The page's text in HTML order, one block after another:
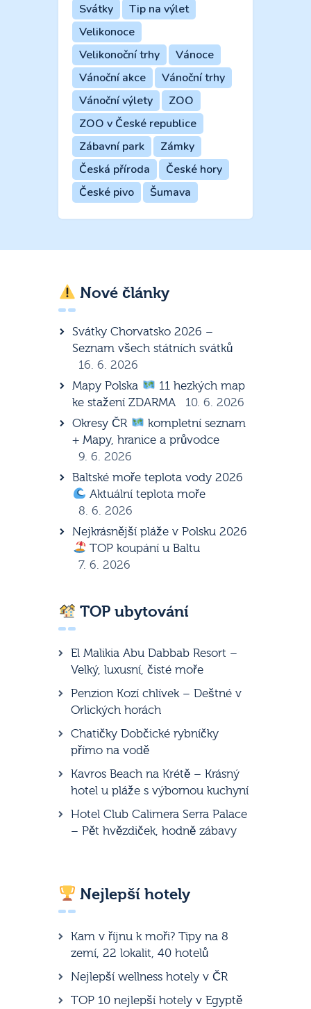
Svátky
Tip na výlet
Velikonoce
Velikonoční trhy
Vánoce
Vánoční akce
Vánoční trhy
Vánoční výlety
ZOO
ZOO v České republice
Zábavní park
Zámky
Česká příroda
České hory
České pivo
Šumava
Nové články
Svátky Chorvatsko 2026 –
Seznam všech státních svátků
16. 6. 2026
Mapy Polska
11 hezkých map
ke stažení ZDARMA
10. 6. 2026
Okresy ČR
kompletní seznam
+ Mapy, hranice a průvodce
9. 6. 2026
Baltské moře teplota vody 2026
Aktuální teplota moře
8. 6. 2026
Nejkrásnější pláže v Polsku 2026
TOP koupání u Baltu
7. 6. 2026
TOP ubytování
El Malikia Abu Dabbab Resort –
Velký, luxusní, čisté moře
Penzion Kozí chlívek – Deštné v
Orlických horách
Chatičky Dobčické rybníčky
přímo na vodě
Kavros Beach na Krétě – Krásný
hotel u pláže s výbornou kuchyní
Hotel Club Calimera Serra Palace
– Pět hvězdiček, hodně zábavy
Nejlepší hotely
Kam v říjnu k moři? Tipy na 8
zemí, 22 lokalit, 40 hotelů
Nejlepší wellness hotely v ČR
TOP 10 nejlepší hotely v Egyptě